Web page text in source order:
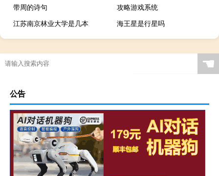
带周的诗句
攻略游戏系统
江苏南京林业大学是几本
海王星是行星吗
☚
公告